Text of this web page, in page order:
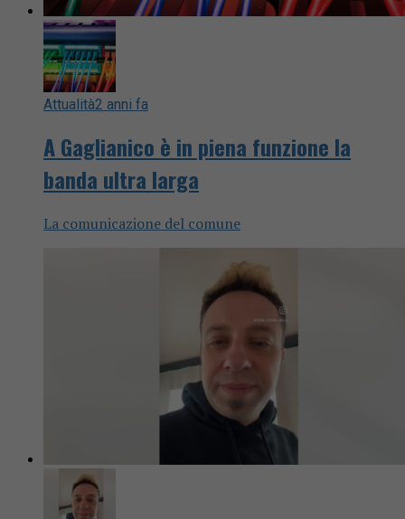
Attualità2 anni fa
A Gaglianico è in piena funzione la
banda ultra larga
La comunicazione del comune